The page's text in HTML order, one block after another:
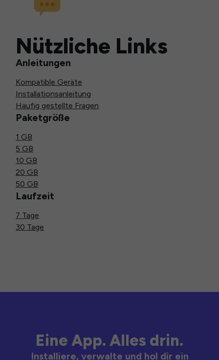
Nützliche Links
Anleitungen
Kompatible Geräte
Installationsanleitung
Häufig gestellte Fragen
Paketgröße
1 GB
5 GB
10 GB
20 GB
50 GB
Laufzeit
7 Tage
30 Tage
Eine App. Alles drin.
Installiere, verwalte und hol dir ein